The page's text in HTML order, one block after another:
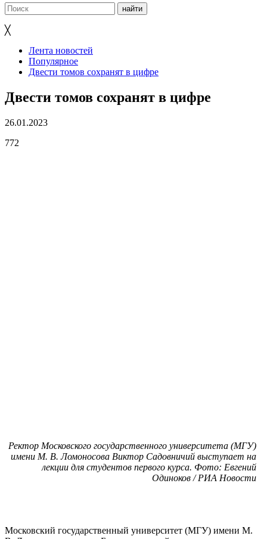
╳
Лента новостей
Популярное
Двести томов сохранят в цифре
Двести томов сохранят в цифре
26.01.2023
772
Ректор Московского государственного университета (МГУ)
имени М. В. Ломоносова Виктор Садовничий выступает на
лекции для студентов первого курса. Фото: Евгений
Одиноков / РИА Новости
Московский государственный университет (МГУ) имени М.